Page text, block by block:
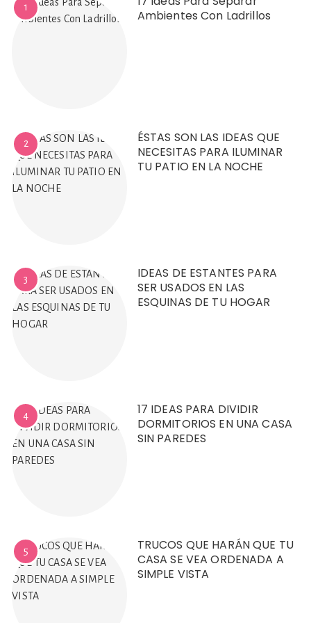
1
Ambientes Con Ladrillos
2
ÉSTAS SON LAS IDEAS QUE
NECESITAS PARA ILUMINAR
TU PATIO EN LA NOCHE
3
IDEAS DE ESTANTES PARA
SER USADOS EN LAS
ESQUINAS DE TU HOGAR
4
17 IDEAS PARA DIVIDIR
DORMITORIOS EN UNA CASA
SIN PAREDES
5
TRUCOS QUE HARÁN QUE TU
CASA SE VEA ORDENADA A
SIMPLE VISTA